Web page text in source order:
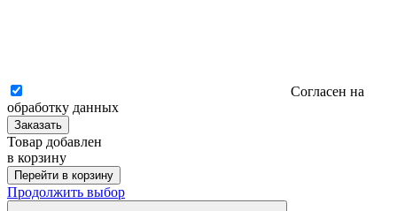
Согласен на
обработку данных
Заказать
Товар добавлен
в корзину
Перейти в корзину
Продолжить выбор